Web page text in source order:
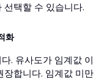
택할 수 있습니다.
화
. 유사도가 임계값 이
장합니다. 임계값 미만